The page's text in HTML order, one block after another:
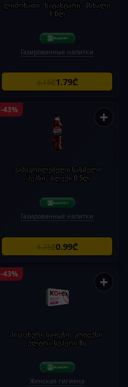
ლიმონათი "ნატახტარი" მსხალი
1,0ლ
Газированные напитки
3.15₾1.79₾
-43% +
გამაგრილებელი სასმელი
"პეპსი" ბლექი 0,5ლ
Газированные напитки
1.75₾0.99₾
-43% +
ჰიგიენური საფენი "კოტექსი"
ულტრა სუპერი 8ც
Женская гигиена